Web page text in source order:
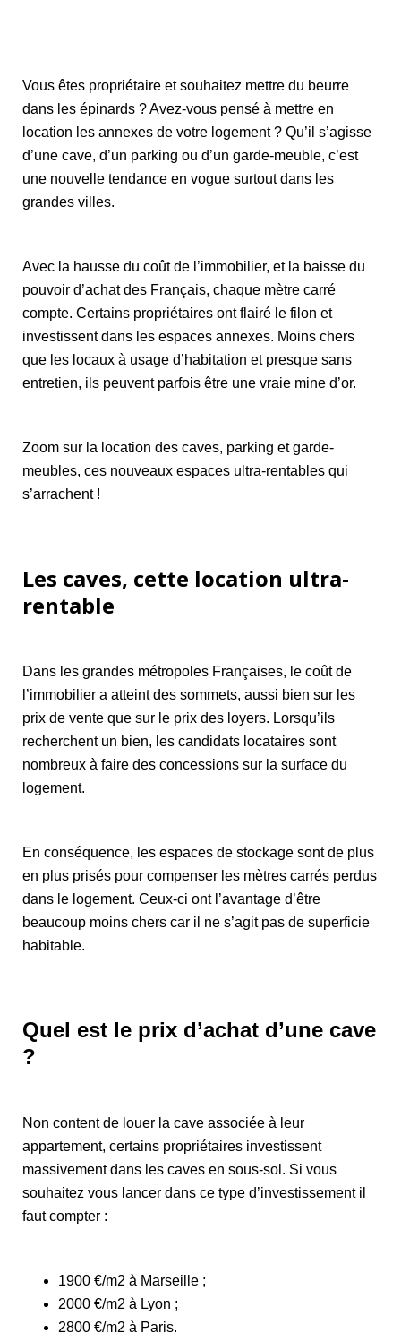
Vous êtes propriétaire et souhaitez mettre du beurre
dans les épinards ? Avez-vous pensé à mettre en
location les annexes de votre logement ? Qu’il s’agisse
d’une cave, d’un parking ou d’un garde-meuble, c’est
une nouvelle tendance en vogue surtout dans les
grandes villes.
Avec la hausse du coût de l’immobilier, et la baisse du
pouvoir d’achat des Français, chaque mètre carré
compte. Certains propriétaires ont flairé le filon et
investissent dans les espaces annexes. Moins chers
que les locaux à usage d’habitation et presque sans
entretien, ils peuvent parfois être une vraie mine d’or.
Zoom sur la location des caves, parking et garde-
meubles, ces nouveaux espaces ultra-rentables qui
s’arrachent !
Les caves, cette location ultra-
rentable
Dans les grandes métropoles Françaises, le coût de
l’immobilier a atteint des sommets, aussi bien sur les
prix de vente que sur le prix des loyers. Lorsqu’ils
recherchent un bien, les candidats locataires sont
nombreux à faire des concessions sur la surface du
logement.
En conséquence, les espaces de stockage sont de plus
en plus prisés pour compenser les mètres carrés perdus
dans le logement. Ceux-ci ont l’avantage d’être
beaucoup moins chers car il ne s’agit pas de superficie
habitable.
Quel est le prix d’achat d’une cave
?
Non content de louer la cave associée à leur
appartement, certains propriétaires investissent
massivement dans les caves en sous-sol. Si vous
souhaitez vous lancer dans ce type d’investissement il
faut compter :
1900 €/m2 à Marseille ;
2000 €/m2 à Lyon ;
2800 €/m2 à Paris.